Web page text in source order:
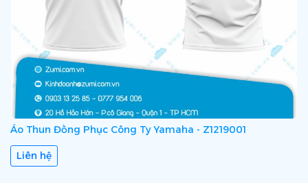
Áo Thun Đồng Phục Công Ty Yamaha - Z1219001
Liên hệ